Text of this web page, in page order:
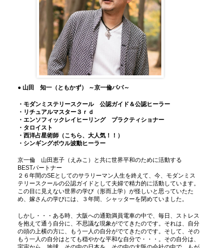
● 山田 知一（ともかず） ～京一倫パパ～
・モダンミステリースクール 公認ガイド＆公認ヒーラー
・リチュアルマスター３ｒｄ
・エンソフィックレイヒーリング プラクティショナー
・タロイスト
・西洋占星術師（こちら、大人気！！）
・シンギングボウル波動ヒーラー
京一倫 山田恵子（えみこ）と共に世界平和のために活動する
BESTパートナー
２６年間のSEとしてのサラリーマン人生を終えて、今、モダンミス
テリースクールの公認ガイドとして夫婦で精力的に活動しています。
この目に見えない世界の学び（形而上学）が怪しいと思っていたた
め、嫁さんの学びには、３年間、シャッターを閉めていました。
しかし・・・ある時、大阪への通勤満員電車の中で、毎日、ストレス
を抱えて通う自分に、不思議な現象がでてきたのです。それは、自分
の頭の上横の方に、もう一人の自分がでてきたのです。そして、その
もう一人の自分はとても穏やかな平和な自分で・・・。その自分は、